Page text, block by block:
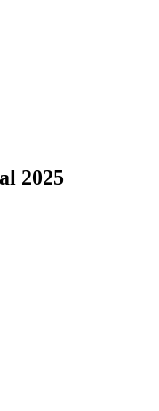
2025